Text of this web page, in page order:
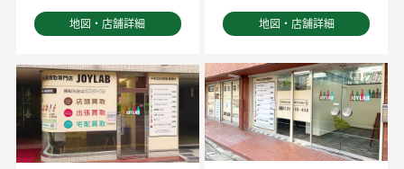
地図・店舗詳細 地図・店舗詳細